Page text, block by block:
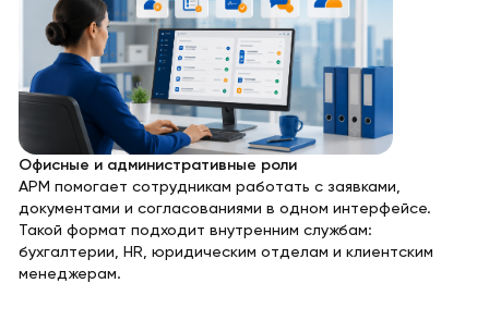
Офисные и административные роли
АРМ помогает сотрудникам работать с заявками,
документами и согласованиями в одном интерфейсе.
Такой формат подходит внутренним службам:
бухгалтерии, HR, юридическим отделам и клиентским
менеджерам.